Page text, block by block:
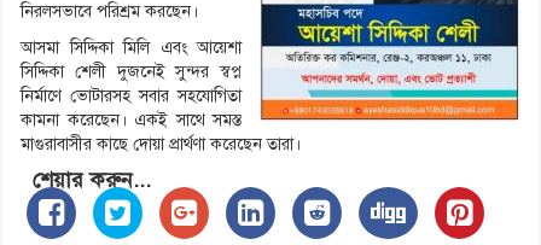
নিরলসভাবে পরিশ্রম করছেন।
আসমা সিদ্দিকা মিলি এবং আয়েশা
সিদ্দিকা শেলী দুজনেই সুন্দর স্বপ্ন
নির্মাণে ভোটারসহ সবার সহযোগিতা
কামনা করেছেন। একই সাথে সমস্ত
মাগুরাবাসীর কাছে দোয়া প্রার্থণা করেছেন তারা।
শেয়ার করুন...